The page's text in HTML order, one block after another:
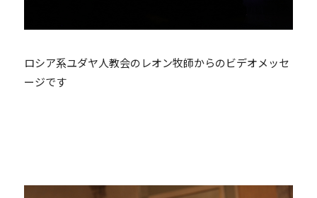
ロシア系ユダヤ人教会のレオン牧師からのビデオメッセ
ージです